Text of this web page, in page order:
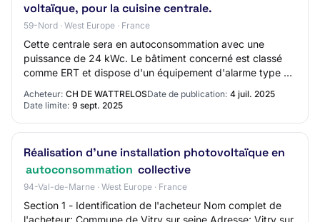
voltaïque, pour la cuisine centrale.
59-Nord · West Europe · France
Cette centrale sera en autoconsommation avec une
puissance de 24 kWc. Le bâtiment concerné est classé
comme ERT et dispose d'un équipement d'alarme type 4.
Acheteur: CH DE WATTRELOSDate de publication: 4 juil. 2025
Date limite: 9 sept. 2025
Réalisation d'une installation photovoltaïque en
autoconsommation collective
94-Val-de-Marne · West Europe · France
Section 1 - Identification de l'acheteur Nom complet de
l'acheteur: Commune de Vitry sur seine Adresse: Vitry sur